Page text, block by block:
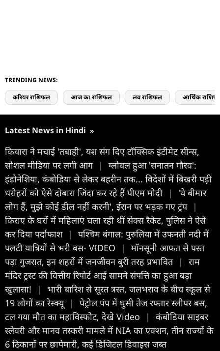
TRENDING NEWS:
करियर राशिफल आज का राशिफल लव राशिफल आर्थिक
Latest News in Hindi »
कियारा ने मचाई 'तबाही', यश संग दिए टॉक्सिक इंटीमेट सीन्स,
सोशल मीड‍िया पर लगी आग |
ग्लोबल हुआ 'सनातन गौरव':
इंडोनेशिया, कंबोडिया से लेकर बहरीन तक... विदेशों में बिखरी पड़ी
धरोहरों को ऐसे दोबारा जिंदा कर रहे हैं पीएम मोदी
|
'ये बीमार
लोग हैं, मुझे कोई डील नहीं करनी', ईरान पर भड़क गए ट्रंप |
किराए के घरों में महिलाएं चला रही थीं सेक्स रैकेट, पुलिस ने ऐसे
कर दिया पर्दाफाश |
पश्चिम बंगाल: पुरुलिया में उफनती नदी में
पलटी यात्रियों से भरी बस- VIDEO
|
मॉनसूनी आफत से पस्त
पड़ा गुजरात, इन शहरों में जनजीवन बुरी तरह प्रभावित |
राम
मंदिर ट्रस्ट की वित्तीय रिपोर्ट आई सामने संपत्ति का हुआ बड़ा
खुलासा!
|
भारी बारिश से सूरत त्रस्त, जलभराव के बीच स्कूल से
19 लोगों का रेस्क्यू |
पेट्रोल पंप में घुसी तेज रफ्तार स्लीपर बस,
टल गया मौत का महाविस्फोट, देखे Video
|
कंबोडिया साइबर
स्लेवरी और मानव तस्करी मामले में NIA का एक्शन, तीन राज्यों के
6 ठिकानों पर छापेमारी, कई डिजिटल डिवाइस जब्त